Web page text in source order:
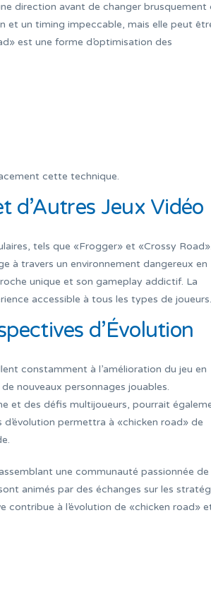
direction avant de changer brusquement
et un timing impeccable, mais elle peut
est une forme d’optimisation des
cette technique.
d’Autres Jeux Vidéo
tels que «Frogger» et «Crossy
à travers un environnement dangereux en
unique et son gameplay addictif. La
accessible à tous les types de joueurs.
d’Évolution
constamment à l’amélioration du jeu en
nouveaux personnages jouables.
et des défis multijoueurs, pourrait
permettra à «chicken road» de
une communauté passionnée de
animés par des échanges sur les
contribue à l’évolution de «chicken road»